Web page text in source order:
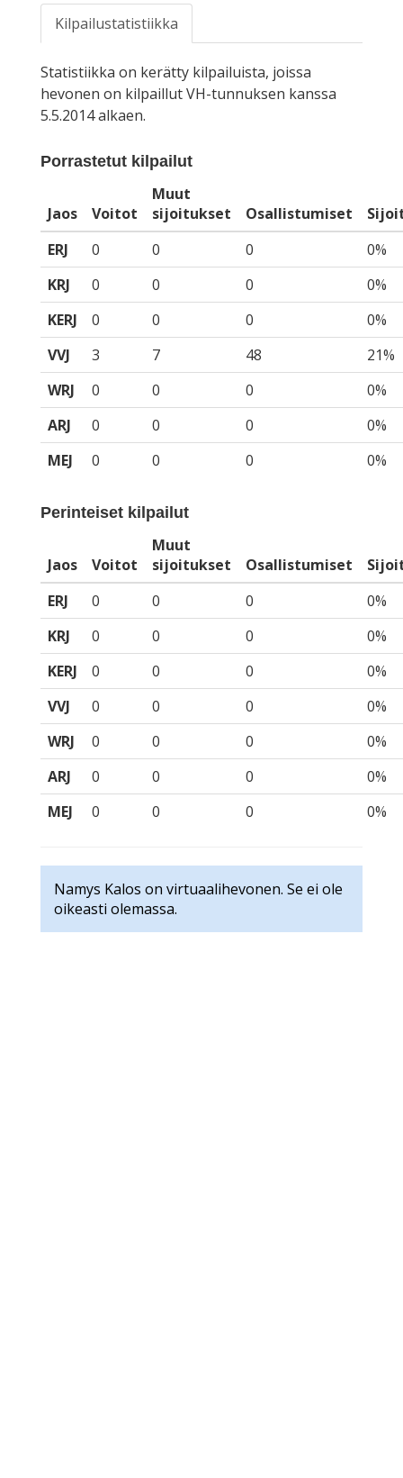
Kilpailustatistiikka
Statistiikka on kerätty kilpailuista, joissa
hevonen on kilpaillut VH-tunnuksen kanssa
5.5.2014 alkaen.
Porrastetut kilpailut
Jaos Voitot
Muut
sijoitukset
Osallistumiset
ERJ
0 0 0
0%
KRJ
0 0 0
0%
KERJ
0 0 0
0%
VVJ
3 7 48
21%
WRJ
0 0 0
0%
ARJ
0 0 0
0%
MEJ
0 0 0 0%
Perinteiset kilpailut
Jaos Voitot
Muut
sijoitukset
Osallistumiset
ERJ
0 0 0
0%
KRJ
0 0 0
0%
KERJ
0 0 0
0%
VVJ
0 0 0
0%
WRJ
0 0 0
0%
ARJ
0 0 0
0%
MEJ
0 0 0 0%
Namys Kalos on virtuaalihevonen. Se ei ole
oikeasti olemassa.